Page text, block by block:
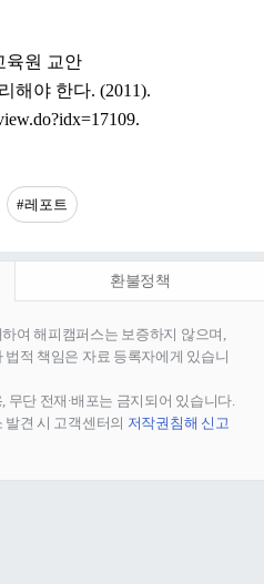
육원 교안
해야 한다. (2011).
#레포트
환불정책
여 해피캠퍼스는 보증하지 않으며,
적 책임은 자료 등록자에게 있습니
무단 전재∙배포는 금지되어 있습니다.
발견 시 고객센터의 저작권침해 신고